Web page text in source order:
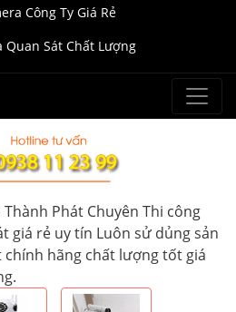
Công Ty Giá Rẻ
Quan Sát Chất Lượng
Thành Phát Chuyên Thi công
giá rẻ uy tín Luôn sử dủng sản
hãng chất lượng tốt giá